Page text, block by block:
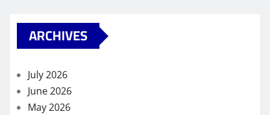
ARCHIVES
July 2026
June 2026
May 2026